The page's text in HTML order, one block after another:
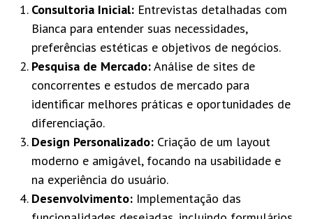
Consultoria Inicial: Entrevistas detalhadas com
Bianca para entender suas necessidades,
preferências estéticas e objetivos de negócios.
Pesquisa de Mercado:Análise de sites de
concorrentes e estudos de mercado para
identificar melhores práticas e oportunidades de
diferenciação.
Design Personalizado: Criação de um layout
moderno e amigável, focando na usabilidade e
na experiência do usuário.
Desenvolvimento: Implementação das